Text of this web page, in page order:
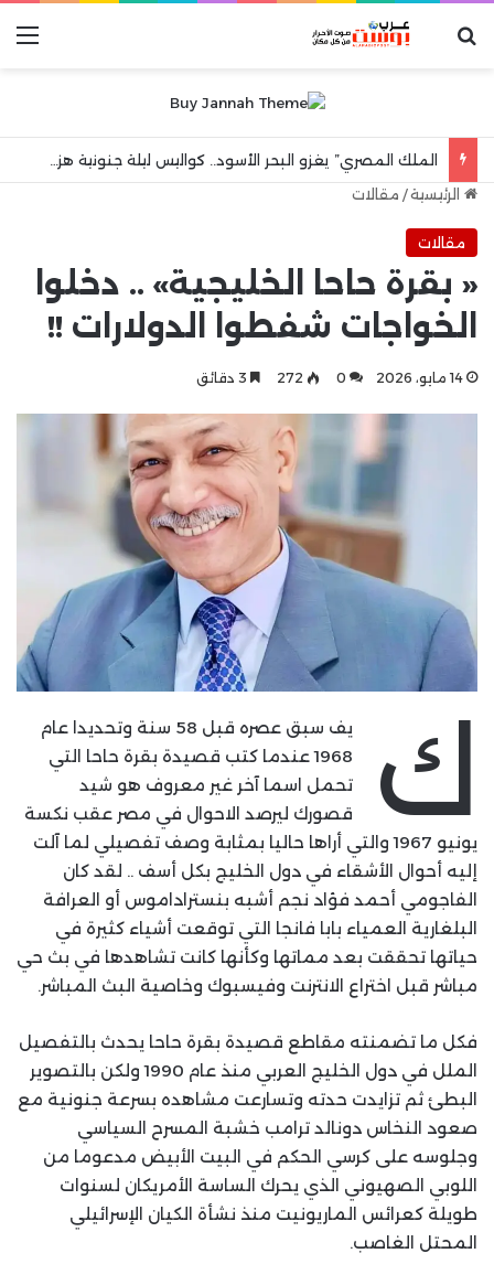
بحث عن
الرئيسية/ مقالات
مقالات
« بقرة حاحا الخليجية» .. دخلوا
الخواجات شفطوا الدولارات !!
14 مايو، 2026 0
272
ك
يف سبق عصره قبل 58 سنة وتحديدا عام
1968 عندما كتب قصيدة بقرة حاحا التي
تحمل اسما آخر غير معروف هو شيد
قصورك ليرصد الاحوال في مصر عقب نكسة
يونيو 1967 والتي أراها حاليا بمثابة وصف تفصيلي لما آلت
إليه أحوال الأشقاء في دول الخليج بكل أسف .. لقد كان
الفاجومي أحمد فؤاد نجم أشبه بنستراداموس أو العرافة
البلغارية العمياء بابا فانجا التي توقعت أشياء كثيرة في
حياتها تحققت بعد مماتها وكأنها كانت تشاهدها في بث حي
مباشر قبل اختراع الانترنت وفيسبوك وخاصية البث المباشر.
فكل ما تضمنته مقاطع قصيدة بقرة حاحا يحدث بالتفصيل
الملل في دول الخليج العربي منذ عام 1990 ولكن بالتصوير
البطئ ثم تزايدت حدته وتسارعت مشاهده بسرعة جنونية مع
صعود النخاس دونالد ترامب خشبة المسرح السياسي
وجلوسه على كرسي الحكم في البيت الأبيض مدعوما من
اللوبي الصهيوني الذي يحرك الساسة الأمريكان لسنوات
طويلة كعرائس الماريونيت منذ نشأة الكيان الإسرائيلي
المحتل الغاصب.